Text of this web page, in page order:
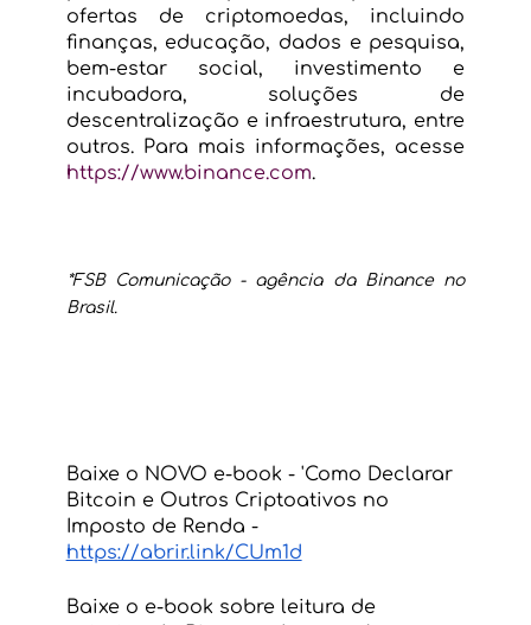
ofertas de criptomoedas, incluindo
finanças, educação, dados e pesquisa,
bem-estar social, investimento e
incubadora, soluções de
descentralização e infraestrutura, entre
https://www.binance.com.
*FSB Comunicação - agência da Binance no
Brasil.
Baixe o NOVO e-book - 'Como Declarar
Bitcoin e Outros Criptoativos no
Imposto de Renda -
https://abrir.link/CUm1d
Baixe o e-book sobre leitura de